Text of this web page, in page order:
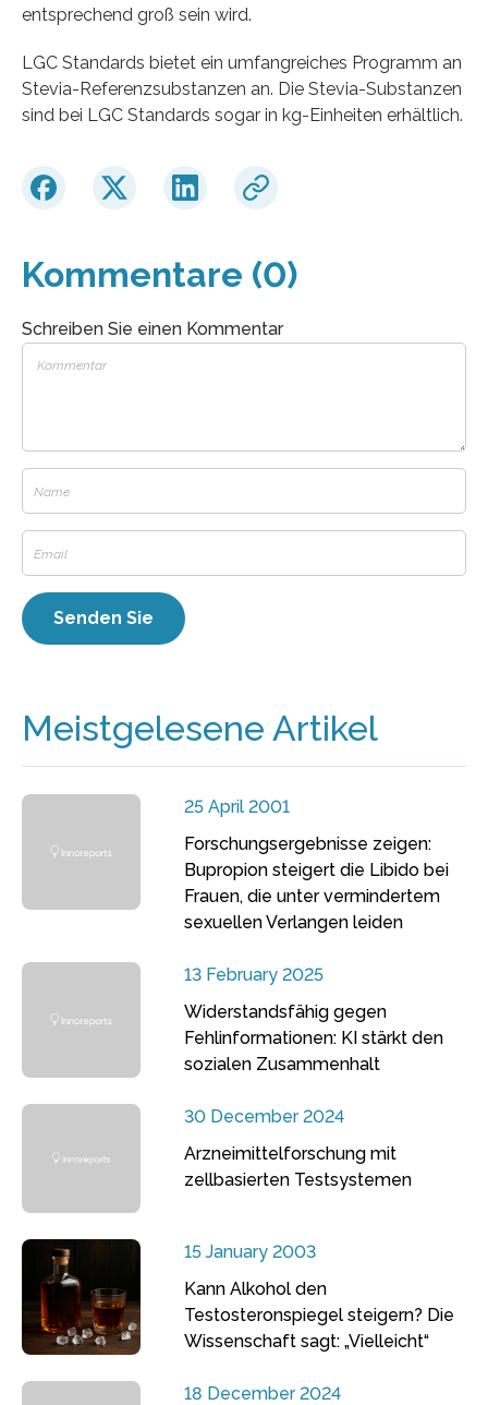
entsprechend groß sein wird.
LGC Standards bietet ein umfangreiches Programm an
Stevia-Referenzsubstanzen an. Die Stevia-Substanzen
sind bei LGC Standards sogar in kg-Einheiten erhältlich.
Kommentare (0)
Schreiben Sie einen Kommentar
Meistgelesene Artikel
25 April 2001
Forschungsergebnisse zeigen:
Bupropion steigert die Libido bei
Frauen, die unter vermindertem
sexuellen Verlangen leiden
13 February 2025
Widerstandsfähig gegen
Fehlinformationen: KI stärkt den
sozialen Zusammenhalt
30 December 2024
Arzneimittelforschung mit
zellbasierten Testsystemen
15 January 2003
Kann Alkohol den
Testosteronspiegel steigern? Die
Wissenschaft sagt: „Vielleicht“
18 December 2024